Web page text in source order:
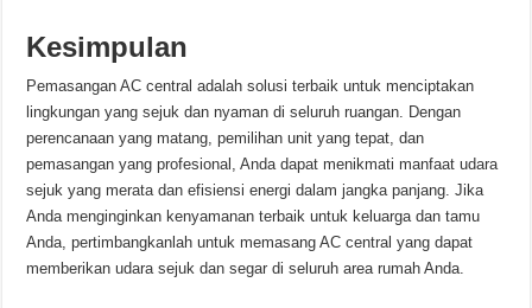
Kesimpulan
Pemasangan AC central adalah solusi terbaik untuk menciptakan
lingkungan yang sejuk dan nyaman di seluruh ruangan. Dengan
perencanaan yang matang, pemilihan unit yang tepat, dan
pemasangan yang profesional, Anda dapat menikmati manfaat udara
sejuk yang merata dan efisiensi energi dalam jangka panjang. Jika
Anda menginginkan kenyamanan terbaik untuk keluarga dan tamu
Anda, pertimbangkanlah untuk memasang AC central yang dapat
memberikan udara sejuk dan segar di seluruh area rumah Anda.